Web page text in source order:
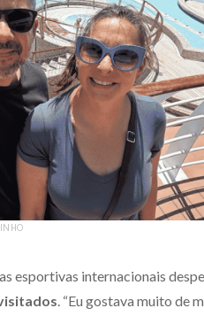
esportivas internacionais
. “Eu gostava muito de